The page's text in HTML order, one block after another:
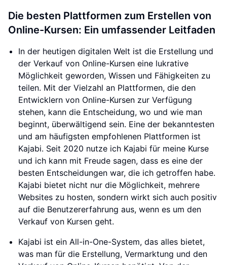
Die besten Plattformen zum Erstellen von
Online-Kursen: Ein umfassender Leitfaden
In der heutigen digitalen Welt ist die Erstellung und
der Verkauf von Online-Kursen eine lukrative
Möglichkeit geworden, Wissen und Fähigkeiten zu
teilen. Mit der Vielzahl an Plattformen, die den
Entwicklern von Online-Kursen zur Verfügung
stehen, kann die Entscheidung, wo und wie man
beginnt, überwältigend sein. Eine der bekanntesten
und am häufigsten empfohlenen Plattformen ist
Kajabi. Seit 2020 nutze ich Kajabi für meine Kurse
und ich kann mit Freude sagen, dass es eine der
besten Entscheidungen war, die ich getroffen habe.
Kajabi bietet nicht nur die Möglichkeit, mehrere
Websites zu hosten, sondern wirkt sich auch positiv
auf die Benutzererfahrung aus, wenn es um den
Verkauf von Kursen geht.
Kajabi ist ein All-in-One-System, das alles bietet,
was man für die Erstellung, Vermarktung und den